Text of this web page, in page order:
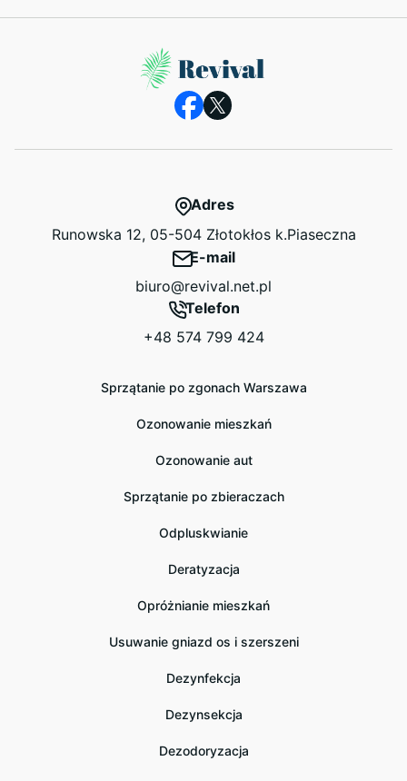
Adres
Runowska 12, 05-504 Złotokłos k.Piaseczna
E-mail
biuro@revival.net.pl
Telefon
+48 574 799 424
Sprzątanie po zgonach Warszawa
Ozonowanie mieszkań
Ozonowanie aut
Sprzątanie po zbieraczach
Odpluskwianie
Deratyzacja
Opróżnianie mieszkań
Usuwanie gniazd os i szerszeni
Dezynfekcja
Dezynsekcja
Dezodoryzacja